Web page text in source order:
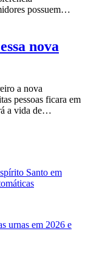
possuem…
nova
a nova
pessoas ficara em
a vida de…
Santo em
urnas em 2026 e